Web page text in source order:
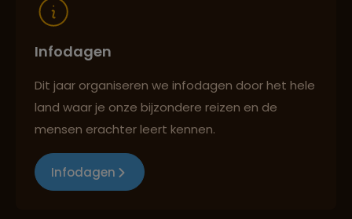
Infodagen
Dit jaar organiseren we infodagen door het hele
land waar je onze bijzondere reizen en de
mensen erachter leert kennen.
Infodagen